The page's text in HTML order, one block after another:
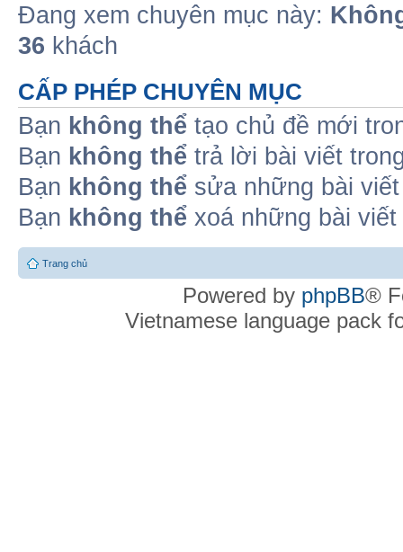
Đang xem chuyên mục này:
36 khách
CẤP PHÉP CHUYÊN MỤC
Bạn không thể tạo chủ đề mới
Bạn không thể trả lời bài viết
Bạn không thể sửa những bài
Bạn không thể xoá những bài
Trang chủ
Powered by phpBB®
Vietnamese language pack